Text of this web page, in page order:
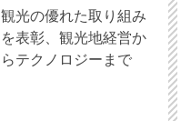
観光の優れた取り組み
を表彰、観光地経営か
らテクノロジーまで